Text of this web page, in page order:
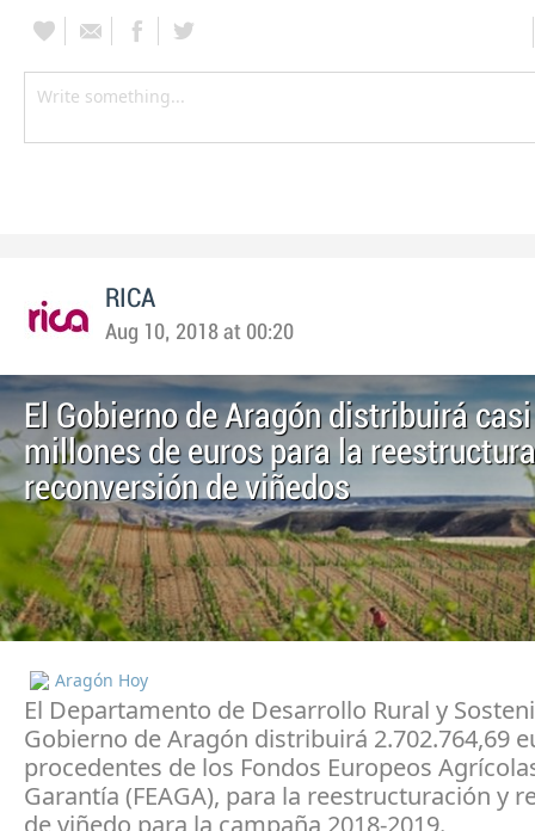
RICA
Aug 10, 2018 at 00:20
El Gobierno de Aragón distribuirá
millones de euros para la
reconversión de viñedos
Aragón Hoy
El Departamento de Desarrollo Rural y
Gobierno de Aragón distribuirá 2.702.764,69
procedentes de los Fondos Europeos
Garantía (FEAGA), para la reestructuración y